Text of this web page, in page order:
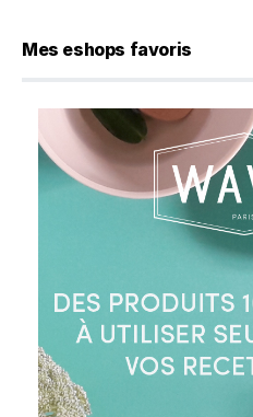
Mes eshops favoris